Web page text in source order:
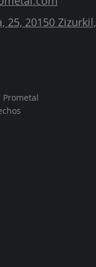
25, 20150 Zizurkil,